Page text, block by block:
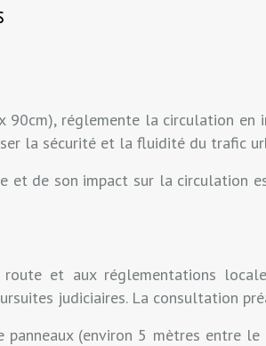
réglemente la circulation
la sécurité et la fluidité du trafic
et de son impact sur la
et aux réglementations
judiciaires. La consultation
(environ 5 mètres entre